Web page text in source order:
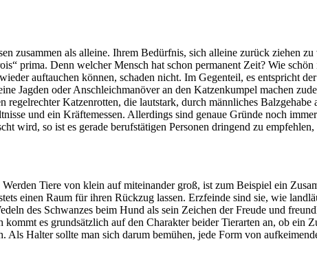
zusammen als alleine. Ihrem Bedürfnis, sich alleine zurück ziehen
prima. Denn welcher Mensch hat schon permanent Zeit? Wie
auftauchen können, schaden nicht. Im Gegenteil, es entspricht
Jagden oder Anschleichmanöver an den Katzenkumpel machen
Katzenrotten, die lautstark, durch männliches Balzgehabe
und ein Kräftemessen. Allerdings sind genaue Gründe noch
wird, so ist es gerade berufstätigen Personen dringend zu
Tiere von klein auf miteinander groß, ist zum Beispiel ein
einen Raum für ihren Rückzug lassen. Erzfeinde sind sie, wie
des Schwanzes beim Hund als sein Zeichen der Freude und
es grundsätzlich auf den Charakter beider Tierarten an, ob ein
Halter sollte man sich darum bemühen, jede Form von